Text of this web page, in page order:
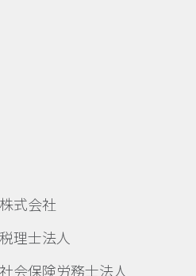
式会社
理士法人
会保険労務士法人